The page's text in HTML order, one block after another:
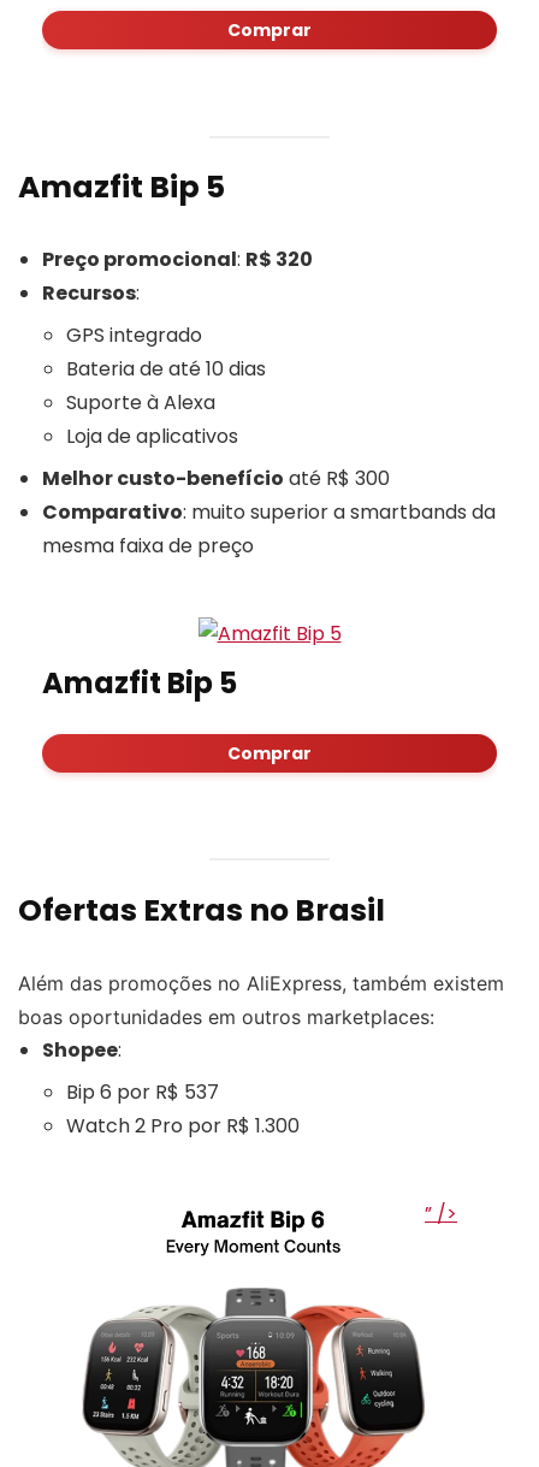
Comprar
Amazfit Bip 5
Preço promocional: R$ 320
Recursos:
GPS integrado
Bateria de até 10 dias
Suporte à Alexa
Loja de aplicativos
Melhor custo-benefício até R$ 300
Comparativo: muito superior a smartbands da
mesma faixa de preço
Amazfit Bip 5
Comprar
Ofertas Extras no Brasil
Além das promoções no AliExpress, também existem
boas oportunidades em outros marketplaces:
Shopee:
Bip 6 por R$ 537
Watch 2 Pro por R$ 1.300
” />